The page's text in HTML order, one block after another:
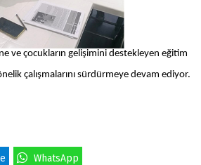
ve çocukların gelişimini destekleyen eğitim
çalışmalarını sürdürmeye devam ediyor.
WhatsApp